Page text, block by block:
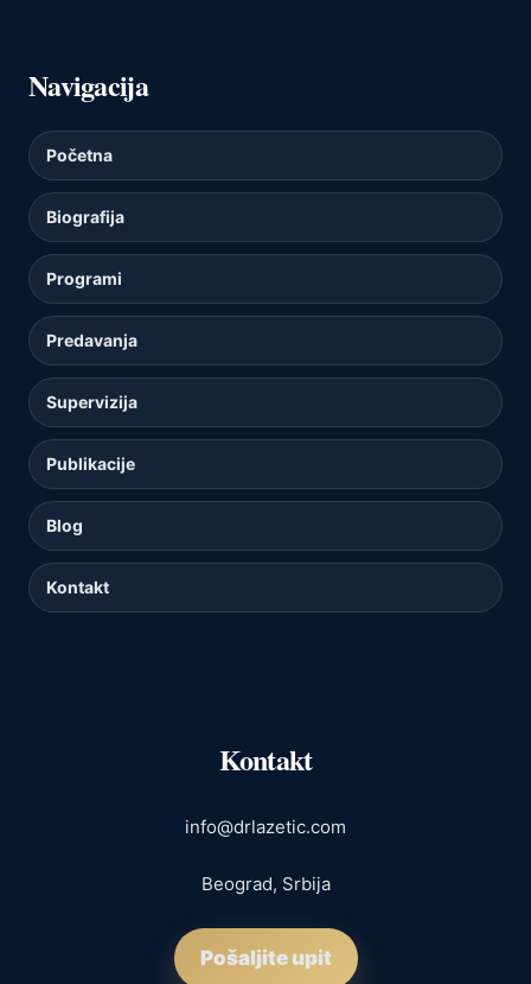
Navigacija
Početna
Biografija
Programi
Predavanja
Supervizija
Publikacije
Blog
Kontakt
Kontakt
info@drlazetic.com
Beograd, Srbija
Pošaljite upit